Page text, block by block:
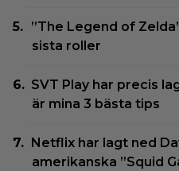
”The Legend of
sista roller
SVT Play har precis
är mina 3 bästa tips
Netflix har lagt ned
amerikanska ”Squid